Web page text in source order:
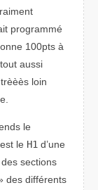
programmé
100pts à
aussi
loin
le
le H1d’une
sections
des différents